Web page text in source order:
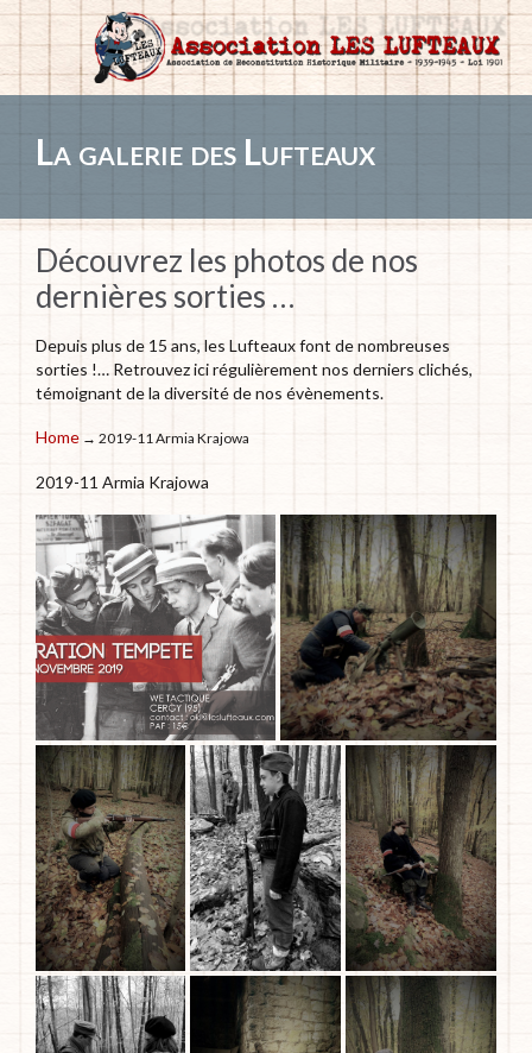
La galerie des Lufteaux
Découvrez les photos de nos
dernières sorties …
Depuis plus de 15 ans, les Lufteaux font de nombreuses
sorties !… Retrouvez ici régulièrement nos derniers clichés,
témoignant de la diversité de nos évènements.
Home → 2019-11 Armia Krajowa
2019-11 Armia Krajowa